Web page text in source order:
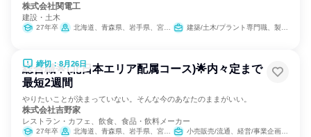
株式会社関電工
建設・土木
27年卒 北海道、青森県、岩手県、宮城県、秋田県、山形県、福島県、茨城県、栃木県、群馬県、埼玉県、千葉県、東京都、神奈川県、新潟県、富山県、福井県、山梨県、長野県、静岡県、愛知県、京都府、大阪府、兵庫県、広島県、福岡県、熊本県、宮崎県、鹿児島県、沖縄県 建築/土木/プラント専門職、製造・生産工程
締切：8月26日
総合職🌟(北日本エリア配属コース)🌟内々定まで
最短2週間
やりたいことが決まっていない。そんな今のあなたのままがいい。
株式会社吉野家
レストラン・カフェ、飲食、食品・飲料メーカー
27年卒 北海道、青森県、岩手県、宮城県、秋田県、山形県、福島県、茨城県、栃木県、群馬県、新潟県 小売販売/流通、経営/事業企画、人事、広報/IR、商品企画